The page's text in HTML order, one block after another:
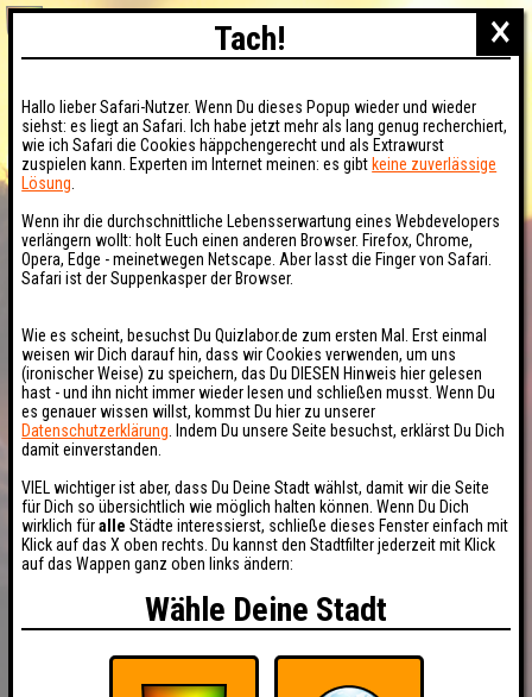
×
Tach!
Hallo lieber Safari-Nutzer. Wenn Du dieses Popup wieder und wieder
siehst: es liegt an Safari. Ich habe jetzt mehr als lang genug recherchiert,
wie ich Safari die Cookies häppchengerecht und als Extrawurst
zuspielen kann. Experten im Internet meinen: es gibt keine zuverlässige
Lösung
Wenn ihr die durchschnittliche Lebensserwartung eines Webdevelopers
verlängern wollt: holt Euch einen anderen Browser. Firefox, Chrome,
Opera, Edge - meinetwegen Netscape. Aber lasst die Finger von Safari.
Safari ist der Suppenkasper der Browser.
Wie es scheint, besuchst Du Quizlabor.de zum ersten Mal. Erst einmal
weisen wir Dich darauf hin, dass wir Cookies verwenden, um uns
(ironischer Weise) zu speichern, das Du DIESEN Hinweis hier gelesen
hast - und ihn nicht immer wieder lesen und schließen musst. Wenn Du
es genauer wissen willst, kommst Du hier zu unserer
Datenschutzerklärung . Indem Du unsere Seite besuchst, erklärst Du Dich
damit einverstanden.
VIEL wichtiger ist aber, dass Du Deine Stadt wählst, damit wir die Seite
für Dich so übersichtlich wie möglich halten können. Wenn Du Dich
wirklich füralle Städte interessierst, schließe dieses Fenster einfach mit
Klick auf das X oben rechts. Du kannst den Stadtfilter jederzeit mit Klick
auf das Wappen ganz oben links ändern:
Wähle Deine Stadt